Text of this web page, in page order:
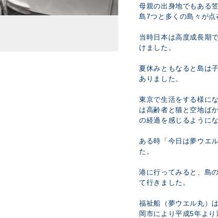
母親の出身地でもある
島7つと多くの島々が点
当時日本は高度成長期
けました。
夏休みともなると島は
ありました。
東京で生活をする様に
は高齢者と猫と空地ば
の経過を感じるように
ある時「今日は夢ウエ
た。
港に行ってみると、島
て行きました。
福祉船（夢ウエル丸）
岡市により平成5年より